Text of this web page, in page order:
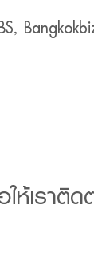
ห้เราติ